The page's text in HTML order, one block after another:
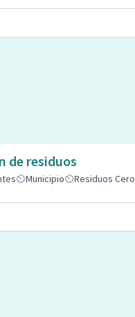
de residuos
Municipio Residuos Cero